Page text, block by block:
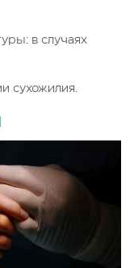
в случаях
сухожилия.